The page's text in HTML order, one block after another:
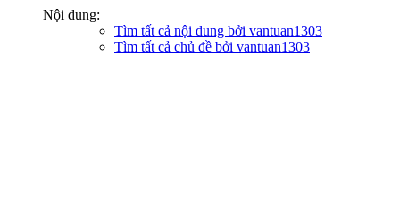
Nội dung:
Tìm tất cả nội dung bởi vantuan1303
Tìm tất cả chủ đề bởi vantuan1303